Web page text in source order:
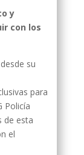
y
con los
su
para
Policía
de esta
el